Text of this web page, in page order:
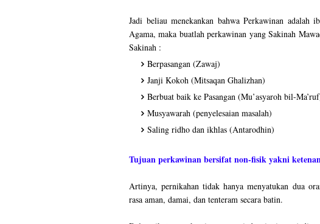
Jadi beliau menekankan bahwa Perkawinan adalah
Agama, maka buatlah perkawinan yang Sakinah
Sakinah :
Berpasangan (Zawaj)
Janji Kokoh (Mitsaqan Ghalizhan)
Berbuat baik ke Pasangan (Mu’asyaroh bil-
Musyawarah (penyelesaian masalah)
Saling ridho dan ikhlas (Antarodhin)
Tujuan perkawinan bersifat non-fisik yakni
Artinya, pernikahan tidak hanya menyatukan dua
rasa aman, damai, dan tenteram secara batin.